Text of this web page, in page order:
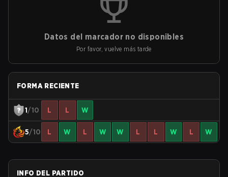
Datos del marcador no disponibles
Por favor, vuelve más tarde
FORMA RECIENTE
1/10 L L W
5/10 L W L W W L L W L W
INFO DEL PARTIDO